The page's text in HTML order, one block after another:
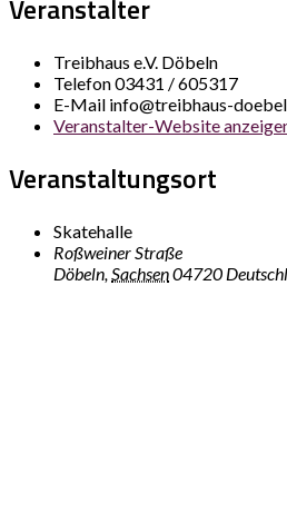
Veranstalter
Treibhaus e.V. Döbeln
Telefon03431 / 605317
E-Mail info@treibhaus-
Veranstalter-Website
Veranstaltungsort
Skatehalle
Roßweiner Straße
Döbeln,Sachsen04720